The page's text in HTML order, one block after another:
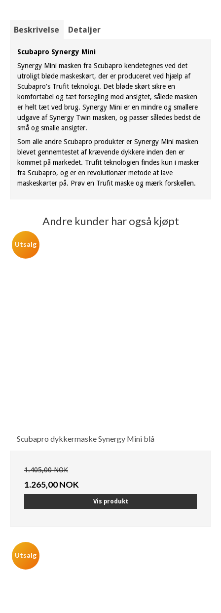
Beskrivelse Detaljer
Scubapro Synergy Mini
Synergy Mini masken fra Scubapro kendetegnes ved det
utroligt bløde maskeskørt, der er produceret ved hjælp af
Scubapro's Trufit teknologi. Det bløde skørt sikre en
komfortabel og tæt forsegling mod ansigtet, sålede masken
er helt tæt ved brug. Synergy Mini er en mindre og smallere
udgave af Synergy Twin masken, og passer således bedst de
små og smalle ansigter.
Som alle andre Scubapro produkter er Synergy Mini masken
blevet gennemtestet af krævende dykkere inden den er
kommet på markedet. Trufit teknologien findes kun i masker
fra Scubapro, og er en revolutionær metode at lave
maskeskørter på. Prøv en Trufit maske og mærk forskellen.
Andre kunder har også kjøpt
Utsalg
Scubapro dykkermaske Synergy Mini blå
1.405,00 NOK
1.265,00 NOK
Vis produkt
Utsalg